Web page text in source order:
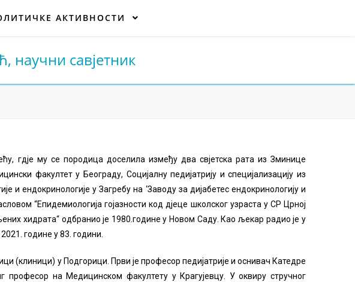
АКТИВНОСТИ
научни савјетник
гдје му се породица доселила између два свјетска рата из Зминице
факултет у Београду, Социјалну педијатрију и специјализацију из
и ендокринологије у Загребу на ‘Заводу за дијабетес ендокринологију и
“Епидемиологија гојазности код дјеце школског узраста у СР Црној
хидрата“ одбранио је 1980.године у Новом Саду. Као љекар радио је у
године у 83. години.
(клиници) у Подгорици. Први је професор педијатрије и оснивач Катедре
професор на Медицинском факултету у Крагујевцу. У оквиру стручног